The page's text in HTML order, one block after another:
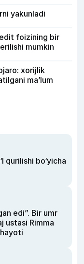
yakunladi
foizining bir
mumkin
xorijlik
ma’lum
qurilishi bo‘yicha
edi”. Bir umr
ustasi Rimma